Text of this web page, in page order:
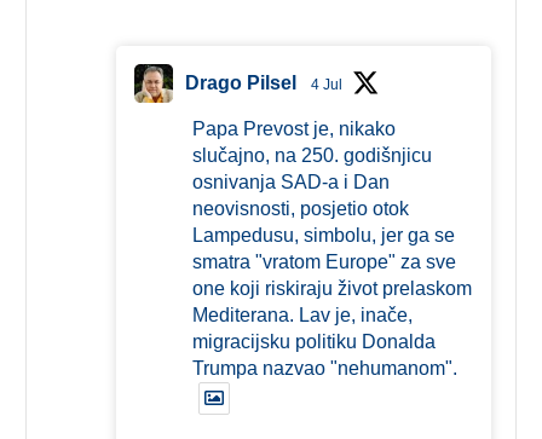
Drago Pilsel 4 Jul
Papa Prevost je, nikako
slučajno, na 250. godišnjicu
osnivanja SAD-a i Dan
neovisnosti, posjetio otok
Lampedusu, simbolu, jer ga se
smatra "vratom Europe" za sve
one koji riskiraju život prelaskom
Mediterana. Lav je, inače,
migracijsku politiku Donalda
Trumpa nazvao "nehumanom".